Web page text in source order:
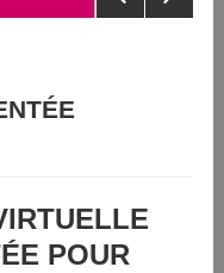
ARTIFICIELLE
POUR